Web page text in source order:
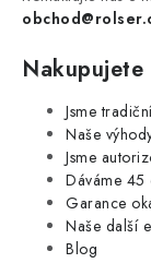
Nakupujete
Jsme
Naše
Jsme
Dáváme
Garance
Naše další
Blog